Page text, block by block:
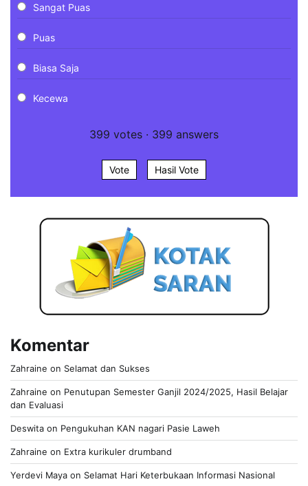
Sangat Puas
Puas
Biasa Saja
Kecewa
399 votes · 399 answers
Vote Hasil Vote
Komentar
Zahraine on Selamat dan Sukses
Zahraine on Penutupan Semester Ganjil 2024/2025, Hasil Belajar
dan Evaluasi
Deswita on Pengukuhan KAN nagari Pasie Laweh
Zahraine on Extra kurikuler drumband
Yerdevi Maya on Selamat Hari Keterbukaan Informasi Nasional